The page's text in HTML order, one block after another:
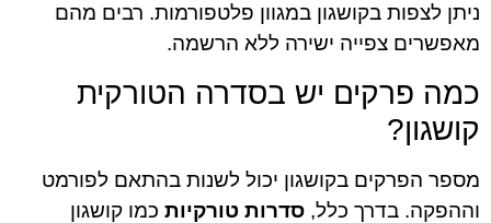
ניתן לצפות בקושגון במגוון פלטפורמות. רבים מהם
מאפשרים צפייה ישירה ללא הרשמה.
כמה פרקים יש בסדרה הטורקית
קושגון?
מספר הפרקים בקושגון יכול לשנות בהתאם לפורמט
וההפקה. בדרך כלל, סדרות טורקיות כמו קושגון